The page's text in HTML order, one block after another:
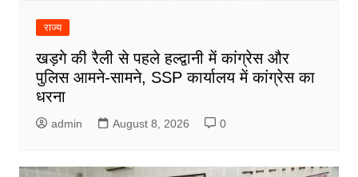
राज्य
खड़गे की रैली से पहले हल्द्वानी में कांग्रेस और
पुलिस आमने-सामने, SSP कार्यालय में कांग्रेस का
धरना
admin August 8, 2026 0